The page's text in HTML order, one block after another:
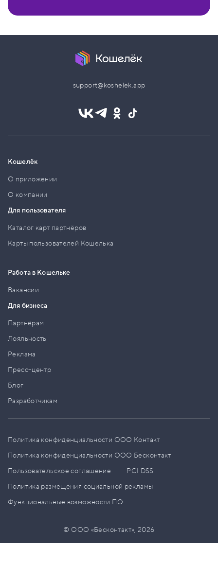
support@koshelek.app
Кошелёк
О приложении
О компании
Для пользователя
Каталог карт партнёров
Карты пользователей Кошелька
Работа в Кошельке
Вакансии
Для бизнеса
Партнёрам
Лояльность
Реклама
Пресс–центр
Блог
Разработчикам
Политика конфиденциальности ООО Контакт
Политика конфиденциальности ООО Бесконтакт
Пользовательское соглашение
PCI DSS
Политика размещения социальной рекламы
Функциональные возможности ПО
© ООО «Бесконтакт»,2026